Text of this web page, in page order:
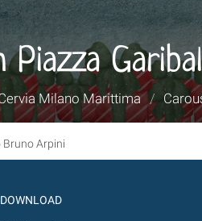
Milano Marittima /
Bruno Arpini
DOWNLOAD